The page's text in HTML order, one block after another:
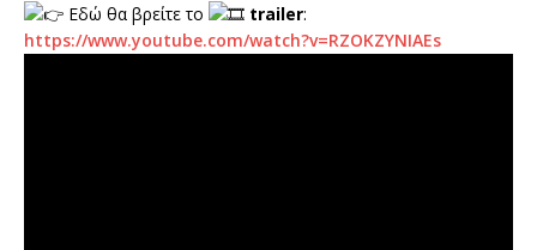
Εδώ θα βρείτε το
trailer:
https://www.youtube.com/watch?v=RZOKZYNIAEs